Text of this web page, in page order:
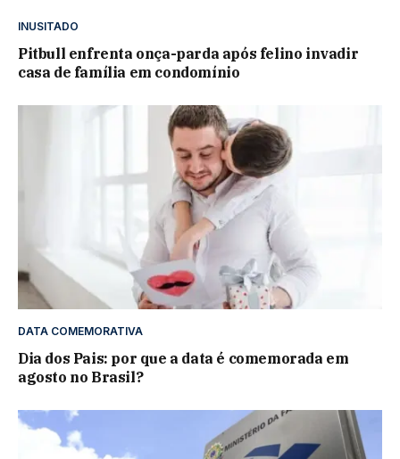
INUSITADO
Pitbull enfrenta onça-parda após felino invadir
casa de família em condomínio
DATA COMEMORATIVA
Dia dos Pais: por que a data é comemorada em
agosto no Brasil?